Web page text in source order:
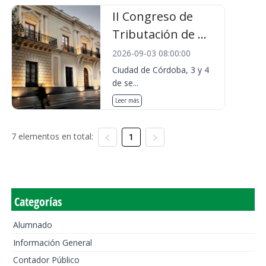
II Congreso de
Tributación de ...
2026-09-03 08:00:00
Ciudad de Córdoba, 3 y 4
de se...
Leer más
7 elementos en total: 1
Categorías
Alumnado
Información General
Contador Público